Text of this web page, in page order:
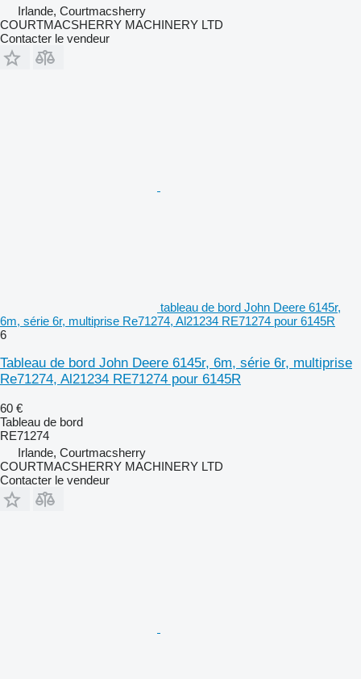
Irlande, Courtmacsherry
COURTMACSHERRY MACHINERY LTD
Contacter le vendeur
tableau de bord John Deere 6145r,
6m, série 6r, multiprise Re71274, Al21234 RE71274 pour 6145R
6
Tableau de bord John Deere 6145r, 6m, série 6r, multiprise
Re71274, Al21234 RE71274 pour 6145R
60 €
Tableau de bord
RE71274
Irlande, Courtmacsherry
COURTMACSHERRY MACHINERY LTD
Contacter le vendeur